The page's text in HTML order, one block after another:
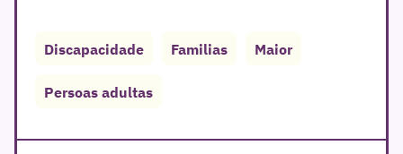
Discapacidade Familias Maior
Persoas adultas